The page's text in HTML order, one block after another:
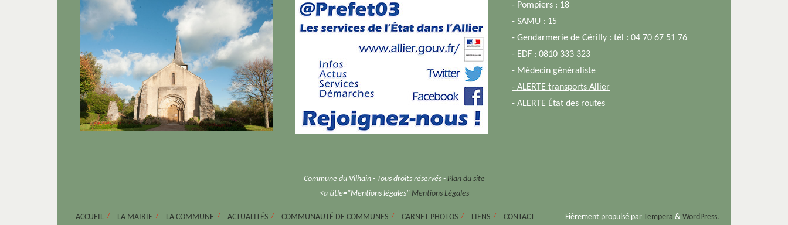
- Pompiers : 18
- SAMU : 15
- Gendarmerie de Cérilly : tél : 04 70 67 51 76
- EDF : 0810 333 323
- Médecin généraliste
- ALERTE transports Allier
- ALERTE État des routes
Commune du Vilhain - Tous droits réservés - Plan du site
<a title="Mentions légales" Mentions Légales
ACCUEIL LA MAIRIE LA COMMUNE ACTUALITÉS COMMUNAUTÉ DE COMMUNES CARNET PHOTOS LIENS CONTACT Fièrement propulsé par Tempera & WordPress.